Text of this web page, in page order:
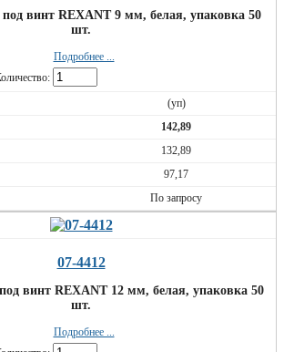
под винт REXANT 9 мм, белая, упаковка 50
шт.
Подробнее ...
(уп)
142,89
132,89
97,17
По запросу
07-4412
винт REXANT 12 мм, белая, упаковка 50
шт.
Подробнее ...